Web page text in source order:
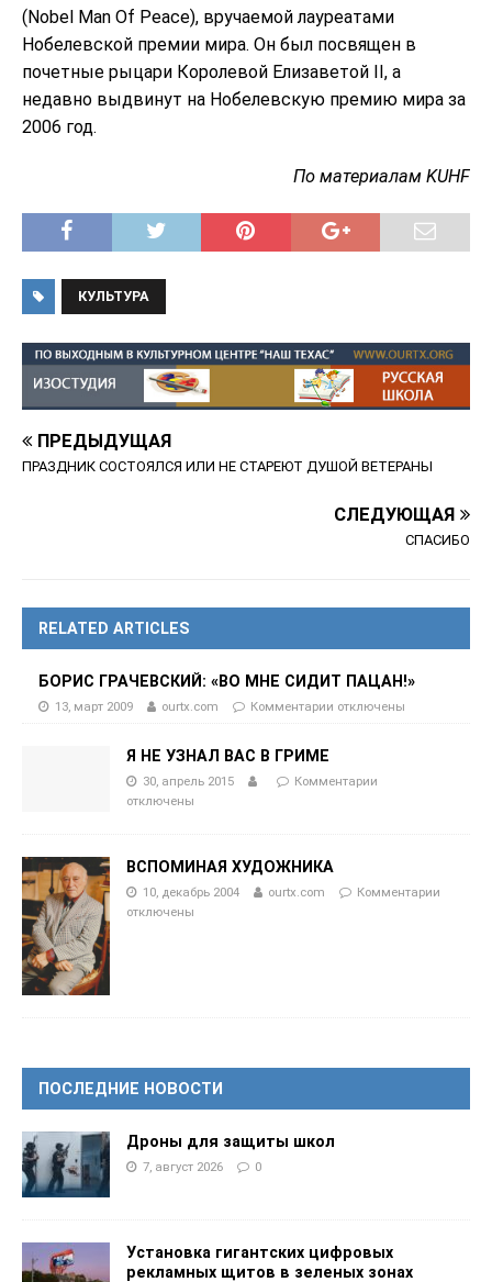
(Nobel Man Of Peace), вручаемой лауреатами
Нобелевской премии мира. Он был посвящен в
почетные рыцари Королевой Елизаветой II, а
недавно выдвинут на Нобелевскую премию мира за
2006 год.
По материалам KUHF
КУЛЬТУРА
ПРЕДЫДУЩАЯ
ПРАЗДНИК СОСТОЯЛСЯ ИЛИ НЕ СТАРЕЮТ ДУШОЙ ВЕТЕРАНЫ
СЛЕДУЮЩАЯ
СПАСИБО
RELATED ARTICLES
БОРИС ГРАЧЕВСКИЙ: «ВО МНЕ СИДИТ ПАЦАН!»
13, март 2009 ourtx.com Комментарии отключены
Я НЕ УЗНАЛ ВАС В ГРИМЕ
30, апрель 2015
Комментарии
отключены
ВСПОМИНАЯ ХУДОЖНИКА
10, декабрь 2004 ourtx.com
Комментарии
отключены
ПОСЛЕДНИЕ НОВОСТИ
Дроны для защиты школ
7, август 2026 0
Установка гигантских цифровых
рекламных щитов в зеленых зонах